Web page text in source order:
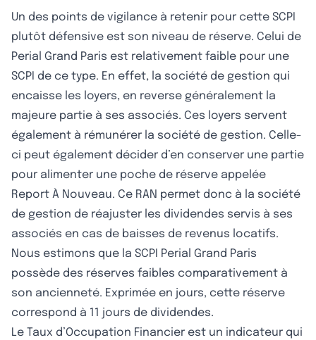
Un des points de vigilance à retenir pour cette SCPI
plutôt défensive est son niveau de réserve. Celui de
Perial Grand Paris est relativement faible pour une
SCPI de ce type. En effet, la société de gestion qui
encaisse les loyers, en reverse généralement la
majeure partie à ses associés. Ces loyers servent
également à rémunérer la société de gestion. Celle-
ci peut également décider d’en conserver une partie
pour alimenter une poche de réserve appelée
Report À Nouveau. Ce RAN permet donc à la société
de gestion de réajuster les dividendes servis à ses
associés en cas de baisses de revenus locatifs.
Nous estimons que la SCPI Perial Grand Paris
possède des réserves faibles comparativement à
son ancienneté. Exprimée en jours, cette réserve
correspond à 11 jours de dividendes.
Le Taux d’Occupation Financier est un indicateur qui